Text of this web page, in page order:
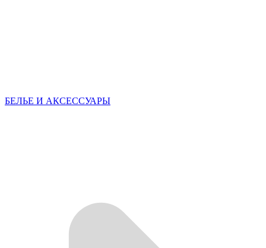
БЕЛЬЕ И АКСЕССУАРЫ